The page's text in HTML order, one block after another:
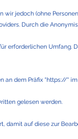
wir jedoch (ohne
Durch die
erforderlichen Umfang.
an dem Präfix “https://“ im
gelesen werden.
damit auf diese zur